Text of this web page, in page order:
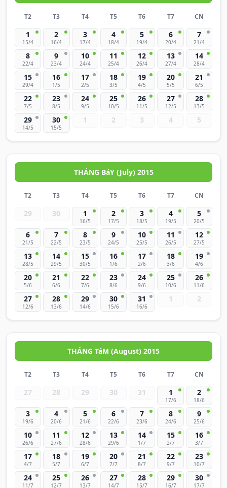
T2 T3 T4 T5 T6 T7 CN
1
15/4
2
16/4
3
17/4
4
18/4
5
19/4
6
20/4
7
21/4
8
22/4
9
23/4
10
24/4
11
25/4
12
26/4
13
27/4
14
28/4
15
29/4
16
1/5
17
2/5
18
3/5
19
4/5
20
5/5
21
6/5
22
7/5
23
8/5
24
9/5
25
10/5
26
11/5
27
12/5
28
13/5
29
14/5
30
15/5
1 2 3 4 5
THÁNG BảY (July) 2015
T2 T3 T4 T5 T6 T7 CN
29 30 1
16/5
2
17/5
3
18/5
4
19/5
5
20/5
6
21/5
7
22/5
8
23/5
9
24/5
10
25/5
11
26/5
12
27/5
13
28/5
14
29/5
15
30/5
16
1/6
17
2/6
18
3/6
19
4/6
20
5/6
21
6/6
22
7/6
23
8/6
24
9/6
25
10/6
26
11/6
27
12/6
28
13/6
29
14/6
30
15/6
31
16/6
1 2
THÁNG TáM (August) 2015
T2 T3 T4 T5 T6 T7 CN
27 28 29 30 31 1
17/6
2
18/6
3
19/6
4
20/6
5
21/6
6
22/6
7
23/6
8
24/6
9
25/6
10
26/6
11
27/6
12
28/6
13
29/6
14
1/7
15
2/7
16
3/7
17
4/7
18
5/7
19
6/7
20
7/7
21
8/7
22
9/7
23
10/7
24
11/7
25
12/7
26
13/7
27
14/7
28
15/7
29
16/7
30
17/7